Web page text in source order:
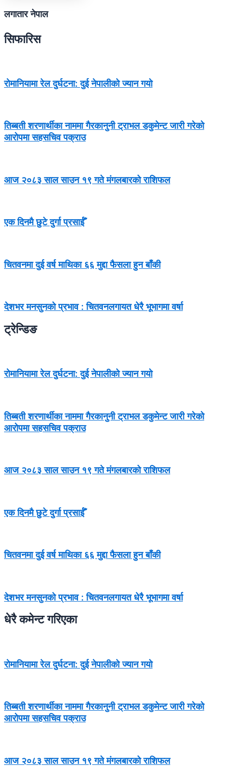
लगातार नेपाल
सिफारिस
रोमानियामा रेल दुर्घटना: दुई नेपालीको ज्यान गयो
तिब्बती शरणार्थीका नाममा गैरकानुनी ट्राभल डकुमेन्ट जारी गरेको
आरोपमा सहसचिव पक्राउ
आज २०८३ साल साउन १९ गते मंगलबारको राशिफल
एक दिनमै छुटे दुर्गा प्रसाईँ
चितवनमा दुई वर्ष माथिका ६६ मुद्दा फैसला हुन बाँकी
देशभर मनसुनको प्रभाव : चितवनलगायत धेरै भूभागमा वर्षा
ट्रेन्डिङ
रोमानियामा रेल दुर्घटना: दुई नेपालीको ज्यान गयो
तिब्बती शरणार्थीका नाममा गैरकानुनी ट्राभल डकुमेन्ट जारी गरेको
आरोपमा सहसचिव पक्राउ
आज २०८३ साल साउन १९ गते मंगलबारको राशिफल
एक दिनमै छुटे दुर्गा प्रसाईँ
चितवनमा दुई वर्ष माथिका ६६ मुद्दा फैसला हुन बाँकी
देशभर मनसुनको प्रभाव : चितवनलगायत धेरै भूभागमा वर्षा
धेरै कमेन्ट गरिएका
रोमानियामा रेल दुर्घटना: दुई नेपालीको ज्यान गयो
तिब्बती शरणार्थीका नाममा गैरकानुनी ट्राभल डकुमेन्ट जारी गरेको
आरोपमा सहसचिव पक्राउ
आज २०८३ साल साउन १९ गते मंगलबारको राशिफल